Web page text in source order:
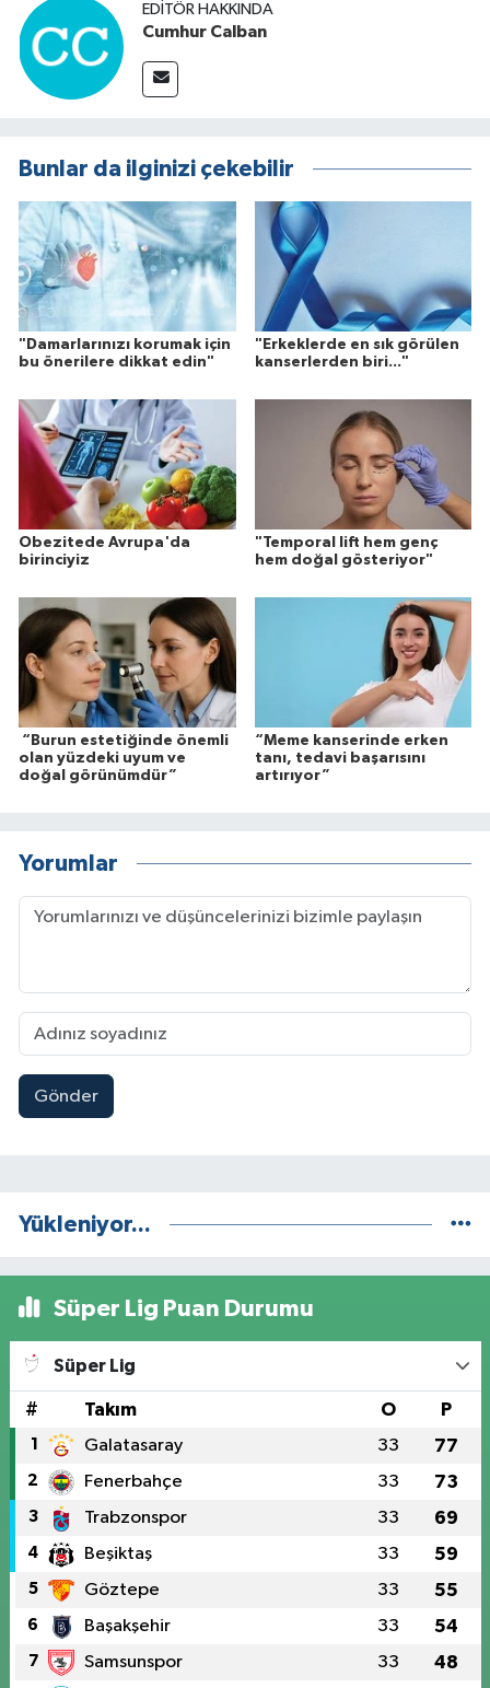
EDITÖR HAKKINDA
Cumhur Calban
Bunlar da ilginizi çekebilir
"Damarlarınızı korumak için
bu önerilere dikkat edin"
"Erkeklerde en sık görülen
kanserlerden biri..."
Obezitede Avrupa'da
birinciyiz
"Temporal lift hem genç
hem doğal gösteriyor"
“Burun estetiğinde önemli
olan yüzdeki uyum ve
doğal görünümdür”
“Meme kanserinde erken
tanı, tedavi başarısını
artırıyor”
Yorumlar
Gönder
Yükleniyor...
Süper Lig Puan Durumu
Süper Lig
# Takım O P
1 Galatasaray 33 77
2 Fenerbahçe 33 73
3 Trabzonspor 33 69
4 Beşiktaş 33 59
5 Göztepe 33 55
6 Başakşehir 33 54
7 Samsunspor 33 48